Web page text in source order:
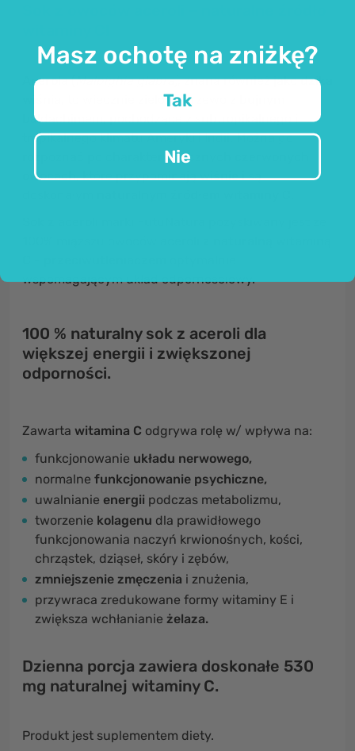
Acerola(Malpighia glabra), znana również jakodzika
, to wiecznie zielone drzewo z bujnym
baldachimem, pochodzące z subtropikalnego i
tropikalnego klimatu Ameryki i Indii. Można go
rozpoznać po charakterystycznych
owocach, które przypominająwiśniei są
wspomagającym układ odpornościowy.
100 % naturalny sok z aceroli dla
większej energii i zwiększonej
odporności.
Zawarta witamina C odgrywa rolę w/ wpływa na:
funkcjonowanie układu nerwowego,
normalne funkcjonowanie psychiczne,
uwalnianie energii podczas metabolizmu,
tworzenie kolagenu dla prawidłowego
funkcjonowania naczyń krwionośnych, kości,
chrząstek, dziąseł, skóry i zębów,
zmniejszenie zmęczenia i znużenia,
przywraca zredukowane formy witaminy E i
zwiększa wchłanianie żelaza.
Dzienna porcja zawiera doskonałe 530
mg naturalnej witaminy C.
Produkt jest suplementem diety.
Masz ochotę na zniżkę?
Tak
Nie